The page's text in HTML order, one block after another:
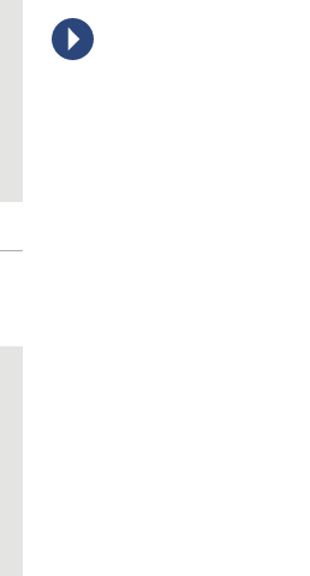
Johannes Sauer/www.trainerkoffer.de